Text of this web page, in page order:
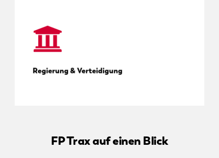
Regierung & Verteidigung
FP Trax auf einen Blick